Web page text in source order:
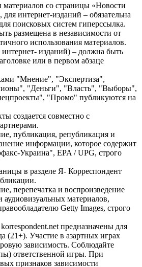
со страницы «Новости
интернет-изданий – обязательна
поисковых систем гиперссылка.
размещена в независимости от
использования материалов.
изданий) – должна быть
или в первом абзаце
"Мнение", "Экспертиза",
"Деньги", "Власть", "Выборы",
"Промо" публикуются на
создается совместно с
публикация, републикация и
информации, которое содержит
Украина", EPA / UPG, строго
в разделе Я- Корреспондент
перепечатка и воспроизведение
материалов,
Getty Images, строго
предназначены для
(21+). Участие в азартных играх
зависимость. Соблюдайте
ответственной игры. При
признаков зависимости